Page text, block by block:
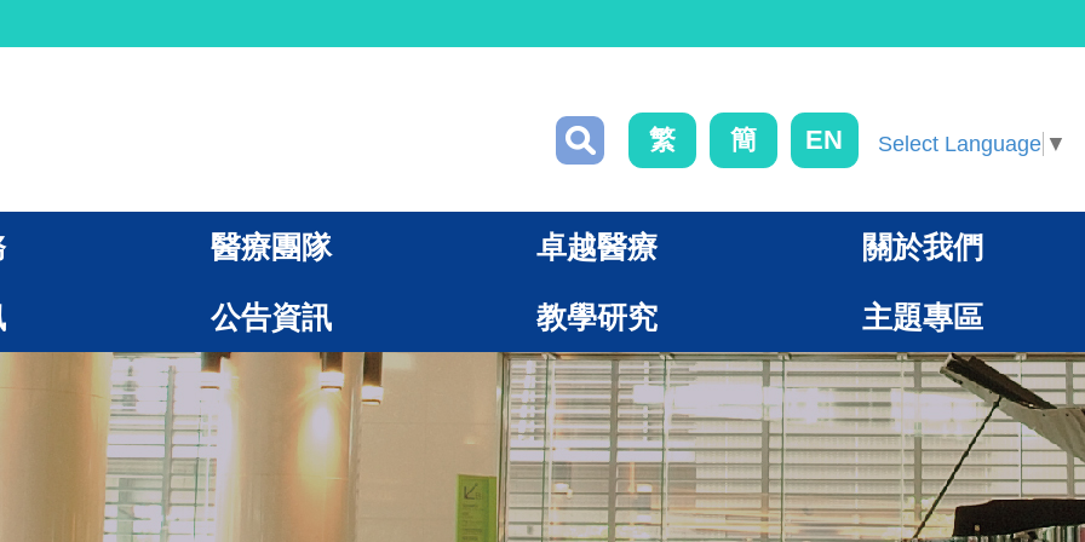
繁 簡 EN Select Language ▼
醫療團隊 卓越醫療 關於我們
公告資訊 教學研究 主題專區